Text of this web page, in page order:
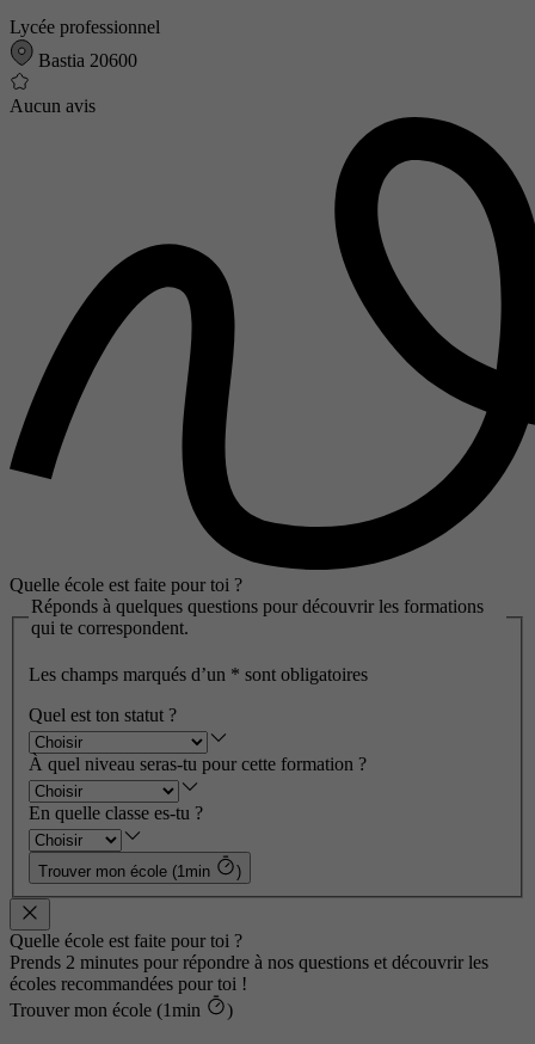
Lycée professionnel
Bastia 20600
Aucun avis
Quelle école est faite pour toi ?
Réponds à quelques questions pour découvrir les formations
qui te correspondent.
Les champs marqués d’un * sont obligatoires
Quel est ton statut ?
À quel niveau seras-tu pour cette formation ?
En quelle classe es-tu ?
Trouver mon école (1min )
Quelle école est faite pour toi ?
Prends 2 minutes pour répondre à nos questions et découvrir les
écoles recommandées pour toi !
Trouver mon école (1min
)